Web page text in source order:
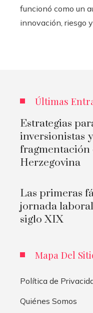
funcionó como un
innovación, riesgo y
Últimas
Estrategias
inversionistas
fragmentación
Herzegovina
Las primeras
jornada
siglo XIX
Mapa Del
Política de
Quiénes Somos